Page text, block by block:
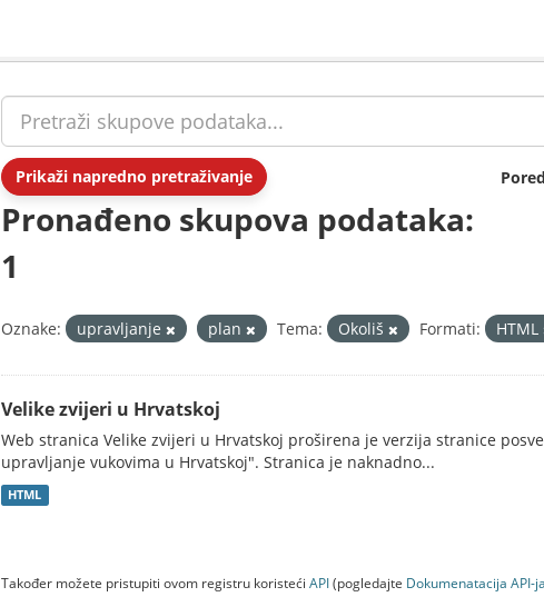
Prikaži napredno pretraživanje
Pronađeno skupova podataka:
1
Oznake: upravljanje plan Tema: Okoliš Formati: HTML
Velike zvijeri u Hrvatskoj
Web stranica Velike zvijeri u Hrvatskoj proširena je verzija stranice
upravljanje vukovima u Hrvatskoj". Stranica je naknadno...
HTML
Također možete pristupiti ovom registru koristeći API(pogledajte Dokumenаtаcijа API-jа